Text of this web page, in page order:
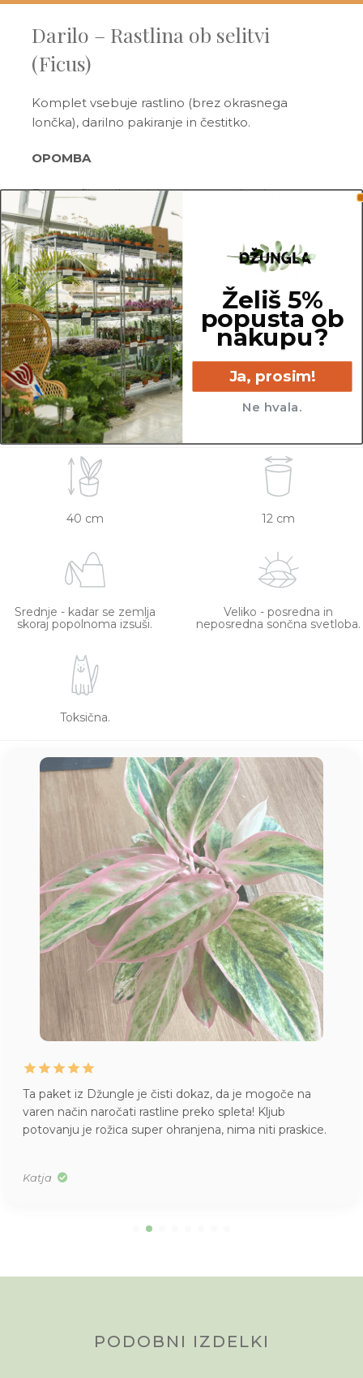
Darilo – Rastlina ob selitvi
(Ficus)
Komplet vsebuje rastlino (brez okrasnega
lončka), darilno pakiranje in čestitko.
OPOMBA
Fotografije prikazujejo primer rastline in ne
dejanske rastline, ki jo naročite. Ker je vsaka
rastlina unikatna, so možne manjše variacije. Med
prikazano in kupljeno rastlino so lahko manjše
razlike v velikosti, variegaciji, številu listov, vej,
cvetov, itd. …
Pred pošiljanjem vse rastline skrbno
pregledamo in zagotovimo, da gredo na pot
zdrave in čim bolj podobne izdelku na fotografiji.
Vse rastline so primarno v plastičnih sadilnih
lončkih. Okrasni lonec ni vključen v ceno.
40 cm 12 cm
Srednje - kadar se zemlja
skoraj popolnoma izsuši.
Veliko - posredna in
neposredna sončna svetloba.
Toksična.
Ta paket iz Džungle je čisti dokaz, da je mogoče na
varen način naročati rastline preko spleta! Kljub
potovanju je rožica super ohranjena, nima niti praskice.
Katja
PODOBNI IZDELKI
Želiš 5%
popusta ob
nakupu?
Ja, prosim!
Ne hvala.